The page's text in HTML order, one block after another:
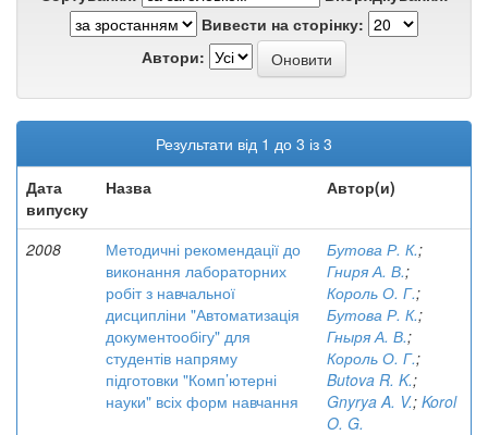
Вивести на сторінку:
Автори:
Результати від 1 до 3 із 3
Дата
випуску
Назва Автор(и)
2008
Методичні рекомендації до
виконання лабораторних
робіт з навчальної
дисципліни "Автоматизація
документообігу" для
студентів напряму
підготовки "Комп’ютерні
науки" всіх форм навчання
Бутова Р. К.;
Гниря А. В.;
Король О. Г.;
Бутова Р. К.;
Гныря А. В.;
Король О. Г.;
Butova R. K.;
Gnyrya A. V.; Korol
O. G.